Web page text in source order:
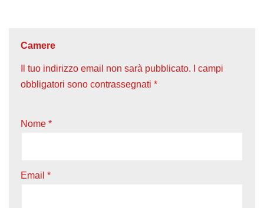
Camere
Il tuo indirizzo email non sarà pubblicato.
I campi
obbligatori sono contrassegnati *
Nome *
Email *